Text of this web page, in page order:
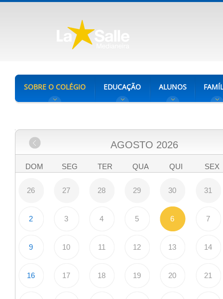
SOBRE O COLÉGIO EDUCAÇÃO ALUNOS
AGOSTO 2026
DOM SEG TER QUA QUI SEX
26 27 28 29 30 31
2 3 4 5 6 7
9 10 11 12 13 14
16 17 18 19 20 21